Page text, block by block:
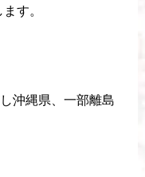
す。
沖縄県、一部離島